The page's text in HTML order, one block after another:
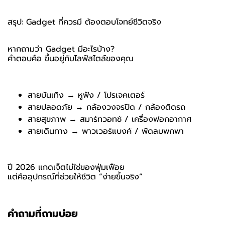
สรุป: Gadget ที่ควรมี ต้องตอบโจทย์ชีวิตจริง
หากถามว่า Gadget มีอะไรบ้าง?
คำตอบคือ ขึ้นอยู่กับไลฟ์สไตล์ของคุณ
สายบันเทิง → หูฟัง / โปรเจคเตอร์
สายปลอดภัย → กล้องวงจรปิด / กล้องติดรถ
สายสุขภาพ → สมาร์ทวอทช์ / เครื่องฟอกอากาศ
สายเดินทาง → พาวเวอร์แบงค์ / พัดลมพกพา
ปี 2026 แกดเจ็ตไม่ใช่ของฟุ่มเฟือย
แต่คืออุปกรณ์ที่ช่วยให้ชีวิต “ง่ายขึ้นจริง”
คำถามที่ถามบ่อย